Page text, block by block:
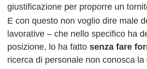
giustificazione per proporre un
E con questo non voglio dire male
lavorative – che nello specifico ha
posizione, lo ha fatto senza fare
ricerca di personale non conosca